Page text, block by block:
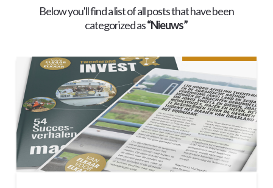
Below you'll find a list of all posts that have been
categorized as“Nieuws”